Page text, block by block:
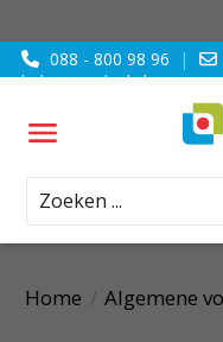
088 - 800 98 96 |
ledenvoordeel.nl
Zoeken
Home / Algemene